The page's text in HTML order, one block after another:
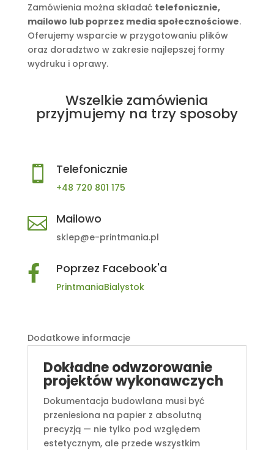
Zamówienia można składać telefonicznie,
mailowo lub poprzez media społecznościowe.
Oferujemy wsparcie w przygotowaniu plików
oraz doradztwo w zakresie najlepszej formy
wydruku i oprawy.
Wszelkie zamówienia
przyjmujemy na trzy sposoby
 Telefonicznie
+48 720 801 175
 Mailowo
sklep@e-printmania.pl
 Poprzez Facebook'a
PrintmaniaBialystok
Dodatkowe informacje
Dokładne odwzorowanie
projektów wykonawczych
Dokumentacja budowlana musi być
przeniesiona na papier z absolutną
precyzją — nie tylko pod względem
estetycznym, ale przede wszystkim